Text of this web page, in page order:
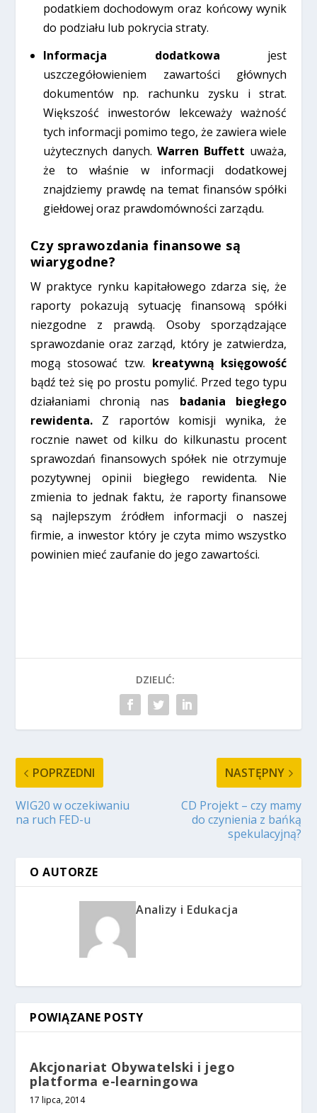
podatkiem dochodowym oraz końcowy wynik
do podziału lub pokrycia straty.
Informacja dodatkowa jest
uszczegółowieniem zawartości głównych
dokumentów np. rachunku zysku i strat.
Większość inwestorów lekceważy ważność
tych informacji pomimo tego, że zawiera wiele
użytecznych danych.Warren Buffett uważa,
że to właśnie w informacji dodatkowej
znajdziemy prawdę na temat finansów spółki
giełdowej oraz prawdomówności zarządu.
Czy sprawozdania finansowe są
wiarygodne?
W praktyce rynku kapitałowego zdarza się, że
raporty pokazują sytuację finansową spółki
niezgodne z prawdą. Osoby sporządzające
sprawozdanie oraz zarząd, który je zatwierdza,
mogą stosować tzw. kreatywną księgowość
bądź też się po prostu pomylić. Przed tego typu
działaniami chronią nas badania biegłego
rewidenta.Z raportów komisji wynika, że
rocznie nawet od kilku do kilkunastu procent
sprawozdań finansowych spółek nie otrzymuje
pozytywnej opinii biegłego rewidenta. Nie
zmienia to jednak faktu, że raporty finansowe
są najlepszym źródłem informacji o naszej
firmie, a inwestor który je czyta mimo wszystko
powinien mieć zaufanie do jego zawartości.
DZIELIĆ:
POPRZEDNI
WIG20 w oczekiwaniu
na ruch FED-u
NASTĘPNY
CD Projekt – czy mamy
do czynienia z bańką
spekulacyjną?
O AUTORZE
Analizy i Edukacja
POWIĄZANE POSTY
Akcjonariat Obywatelski i jego
platforma e-learningowa
17 lipca, 2014